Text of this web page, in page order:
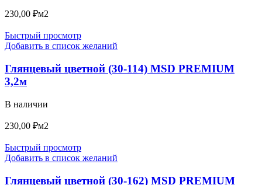
230,00 ₽м2
Быстрый просмотр
Добавить в список желаний
Глянцевый цветной (30-114) MSD PREMIUM
3,2м
В наличии
230,00 ₽м2
Быстрый просмотр
Добавить в список желаний
Глянцевый цветной (30-162) MSD PREMIUM